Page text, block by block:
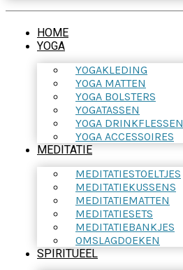
HOME
YOGA
YOGAKLEDING
YOGA MATTEN
YOGA BOLSTERS
YOGATASSEN
YOGA DRINKFLESSEN
YOGA ACCESSOIRES
MEDITATIE
MEDITATIESTOELTJES
MEDITATIEKUSSENS
MEDITATIEMATTEN
MEDITATIESETS
MEDITATIEBANKJES
OMSLAGDOEKEN
SPIRITUEEL